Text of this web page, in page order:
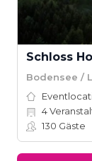
Schloss
Bodensee /
4
130 Gäste